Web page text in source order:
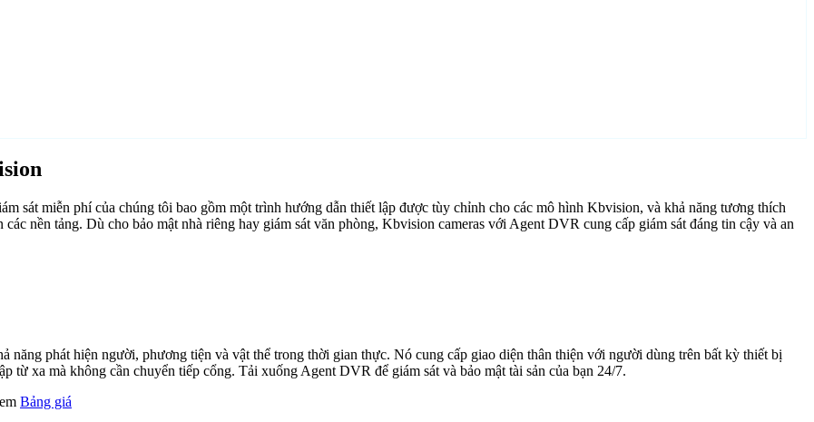
sát miễn phí của chúng tôi bao gồm một trình hướng dẫn thiết lập được tùy chỉnh cho các mô hình Kbvision, và khả năng tương thích
nền tảng. Dù cho bảo mật nhà riêng hay giám sát văn phòng, Kbvision cameras với Agent DVR cung cấp giám sát đáng tin cậy và an
phát hiện người, phương tiện và vật thể trong thời gian thực. Nó cung cấp giao diện thân thiện với người dùng trên bất kỳ thiết bị
từ xa mà không cần chuyển tiếp cổng. Tải xuống Agent DVR để giám sát và bảo mật tài sản của bạn 24/7.
Bảng giá